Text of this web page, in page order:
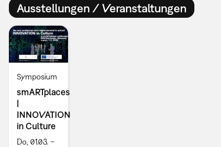
Ausstellungen / Veranstaltungen
Symposium
smARTplaces
|
INNOVATION
in Culture
Do, 01.03. –